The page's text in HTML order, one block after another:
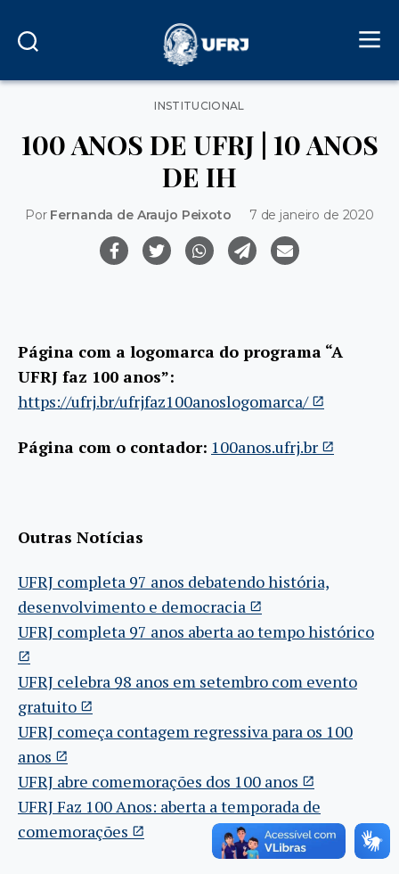
Categorias
INSTITUCIONAL
100 ANOS DE UFRJ | 10 ANOS
DE IH
Por Fernanda de Araujo Peixoto 7 de janeiro de 2020
Página com a logomarca do programa “A
UFRJ faz 100 anos”:
https://ufrj.br/ufrjfaz100anoslogomarca/
Página com o contador: 100anos.ufrj.br
Outras Notícias
UFRJ completa 97 anos debatendo história,
desenvolvimento e democracia
UFRJ completa 97 anos aberta ao tempo histórico
UFRJ celebra 98 anos em setembro com evento
gratuito
UFRJ começa contagem regressiva para os 100
anos
UFRJ abre comemorações dos 100 anos
UFRJ Faz 100 Anos: aberta a temporada de
comemorações